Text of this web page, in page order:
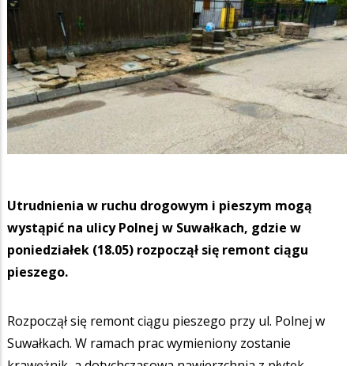
Utrudnienia w ruchu drogowym i pieszym mogą
wystąpić na ulicy Polnej w Suwałkach, gdzie w
poniedziałek (18.05) rozpoczął się remont ciągu
pieszego.
Rozpoczął się remont ciągu pieszego przy ul. Polnej w
Suwałkach. W ramach prac wymieniony zostanie